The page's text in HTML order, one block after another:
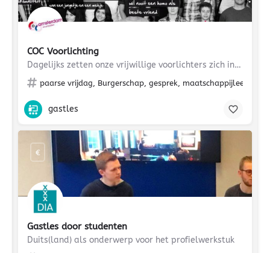
COC Voorlichting
Dagelijks zetten onze vrijwillige voorlichters zich in om leerlingen voor te lichten over seksuele…
paarse vrijdag, Burgerschap, gesprek, maatschappijleer,
gastles
Gastles door studenten
Duits(land) als onderwerp voor het profielwerkstuk
€